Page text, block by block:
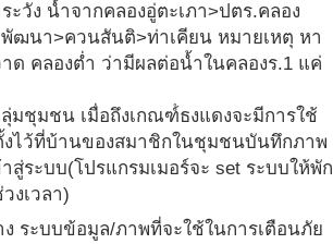
ะวัง น้ำจากคลองอู่ตะเภา>ปตร.คลอง
พัฒนา>ควนสันติ>ท่าเคียน หมายเหตุ หา
ด คลองต่ำ ว่ามีผลต่อน้ำในคลองร.1 แค่
ลุ่มชุมชน เมื่อถึงเกณฑ์ํธงแดงจะมีการใช้
งไว้ที่บ้านของสมาชิกในชุมชนบันทึกภาพ
สู่ระบบ(โปรแกรมเมอร์จะ set ระบบให้พัก
งเวลา)
ระบบข้อมูล/ภาพที่จะใช้ในการเตือนภัย